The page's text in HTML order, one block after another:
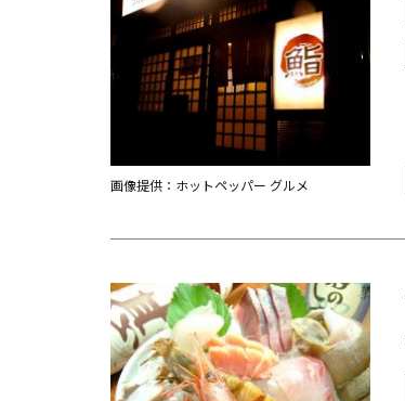
画像提供：ホットペッパー グルメ